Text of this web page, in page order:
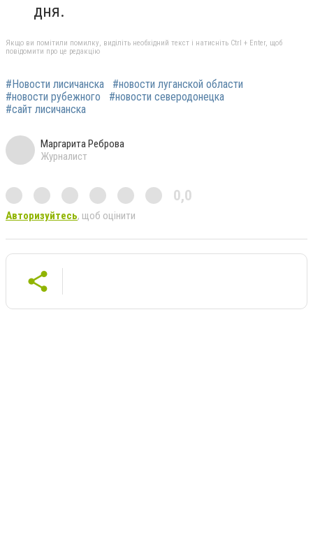
дня.
Якщо ви помітили помилку, виділіть необхідний текст і натисніть Ctrl + Enter, щоб
повідомити про це редакцію
#Новости лисичанска
#новости луганской области
#новости рубежного
#новости северодонецка
#сайт лисичанска
Маргарита Реброва
Журналист
0,0
Авторизуйтесь, щоб оцінити